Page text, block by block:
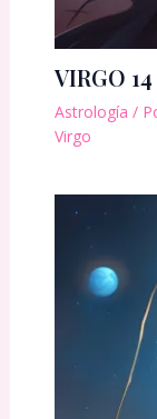
VIRGO
Astrología /
Virgo